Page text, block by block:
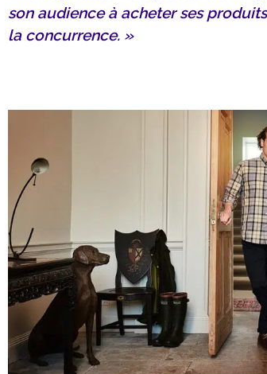
son audience à acheter ses
la concurrence. »